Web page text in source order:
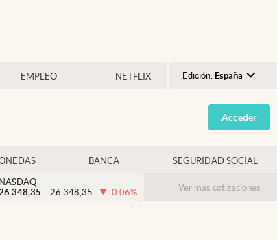
EMPLEO NETFLIX Edición: España
Argentina
España
USA
Colombia
Acceder
BANCA SEGURIDAD SOCIAL
NASDAQ
26.348,35 -0.06% Ver más cotizaciones